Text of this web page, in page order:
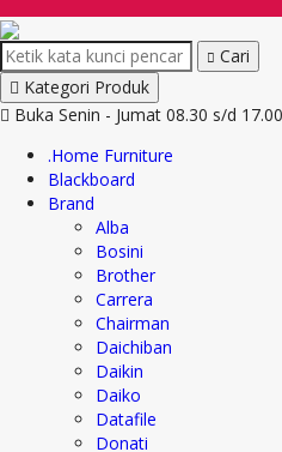
Cari
Kategori Produk
Buka Senin - Jumat 08.30 s/d
.Home Furniture
Blackboard
Brand
Alba
Bosini
Brother
Carrera
Chairman
Daichiban
Daikin
Daiko
Datafile
Donati